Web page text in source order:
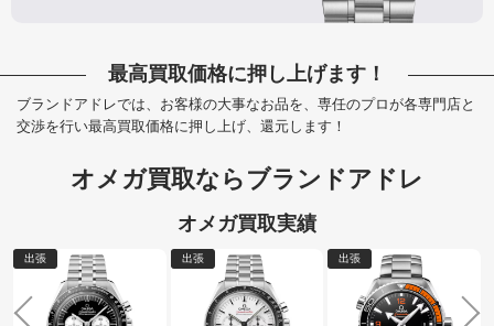
最高買取価格に押し上げます！
ブランドアドレでは、お客様の大事なお品を、専任のプロが各専門店と
交渉を行い最高買取価格に押し上げ、還元します！
オメガ買取ならブランドアドレ
オメガ買取実績
出張 出張 出張